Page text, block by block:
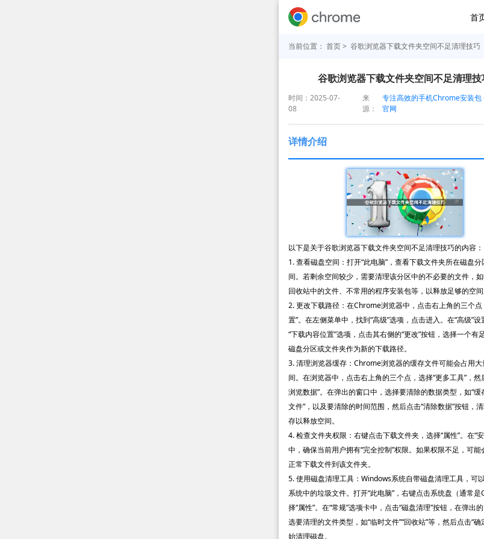
首
当前位置： 首页> 谷歌浏览器下载文件夹空间不足清理技巧
谷歌浏览器下载文件夹空间不足清理技
时间：2025-07-
08
来
源：
专注高效的手机Chrome安装包
官网
详情介绍
以下是关于谷歌浏览器下载文件夹空间不足清理技巧的内容：
1. 查看磁盘空间：打开“此电脑”，查看下载文件夹所在磁盘
间。若剩余空间较少，需要清理该分区中的不必要的文件，如
回收站中的文件、不常用的程序安装包等，以释放足够的空间
2. 更改下载路径：在Chrome浏览器中，点击右上角的三个点
置”。在左侧菜单中，找到“高级”选项，点击进入。在“高级”
“下载内容位置”选项，点击其右侧的“更改”按钮，选择一个有
磁盘分区或文件夹作为新的下载路径。
3. 清理浏览器缓存：Chrome浏览器的缓存文件可能会占用
间。在浏览器中，点击右上角的三个点，选择“更多工具”，然
浏览数据”。在弹出的窗口中，选择要清除的数据类型，如“缓
文件”，以及要清除的时间范围，然后点击“清除数据”按钮，
存以释放空间。
4. 检查文件夹权限：右键点击下载文件夹，选择“属性”。在“
中，确保当前用户拥有“完全控制”权限。如果权限不足，可能
正常下载文件到该文件夹。
5. 使用磁盘清理工具：Windows系统自带磁盘清理工具，可
系统中的垃圾文件。打开“此电脑”，右键点击系统盘（通常是
择“属性”。在“常规”选项卡中，点击“磁盘清理”按钮，在弹出
选要清理的文件类型，如“临时文件”“回收站”等，然后点击“确
始清理磁盘。